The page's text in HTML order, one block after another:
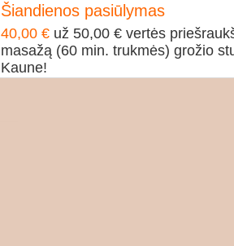
Šiandienos pasiūlymas
40,00 € už 50,00 € vertės
masažą (60 min. trukmės) grožio
Kaune!